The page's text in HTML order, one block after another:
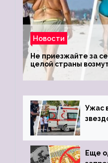
Новости
Не приезжайте за
целой страны
туристки массово
обзавестись
Ужас
Еще